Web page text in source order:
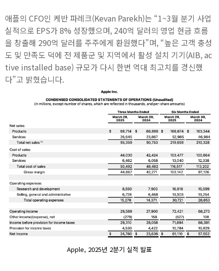
애플의 CFO인 케반 파레크(Kevan Parekh)는 “1~3월 분기 사업
실적으로 EPS가 8% 성장했으며, 240억 달러의 영업 현금 흐름
을 창출해 290억 달러를 주주에게 환원했다”며, “높은 고객 충성
도 및 만족도 덕에 전 제품군 및 지역에서 활성 설치 기기(AIB, ac
tive installed base) 규모가 다시 한번 역대 최고치를 경신했
다”고 밝혔습니다.
Apple, 2025년 2분기 실적 발표